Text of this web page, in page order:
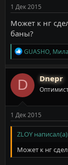
1 Дек 2015
Может к нг
баны?
Р
е
а
к
ц
и
и
GUASHO,
D Dnepr
1 Дек 2015
ZLOY
Может к нг